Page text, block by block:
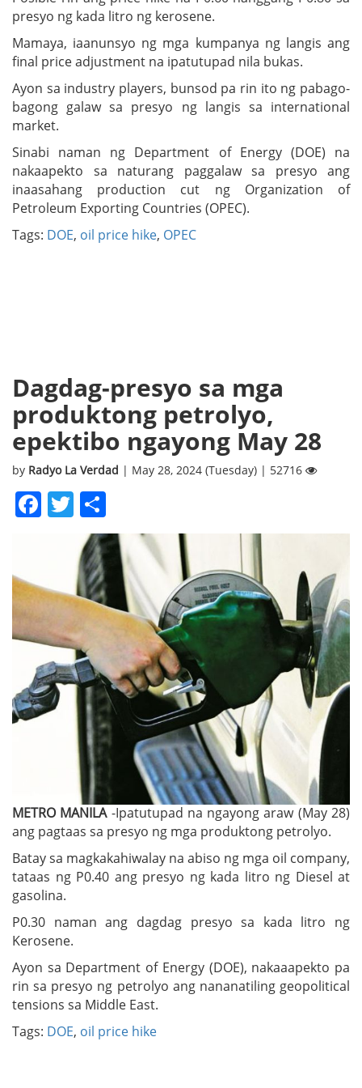
presyo ng kada litro ng kerosene.
Mamaya, iaanunsyo ng mga kumpanya ng langis ang
final price adjustment na ipatutupad nila bukas.
Ayon sa industry players, bunsod pa rin ito ng pabago-
bagong galaw sa presyo ng langis sa international
market.
Sinabi naman ng Department of Energy (DOE) na
nakaapekto sa naturang paggalaw sa presyo ang
inaasahang production cut ng Organization of
Petroleum Exporting Countries (OPEC).
Tags: DOE, oil price hike, OPEC
Dagdag-presyo sa mga
produktong petrolyo,
epektibo ngayong May 28
by Radyo La Verdad | May 28, 2024 (Tuesday) | 52716
Facebook
Twitter
METRO MANILA-Ipatutupad na ngayong araw (May 28)
ang pagtaas sa presyo ng mga produktong petrolyo.
Batay sa magkakahiwalay na abiso ng mga oil company,
tataas ng P0.40 ang presyo ng kada litro ng Diesel at
gasolina.
P0.30 naman ang dagdag presyo sa kada litro ng
Kerosene.
Ayon sa Department of Energy (DOE), nakaaapekto pa
rin sa presyo ng petrolyo ang nananatiling geopolitical
tensions sa Middle East.
Tags: DOE, oil price hike